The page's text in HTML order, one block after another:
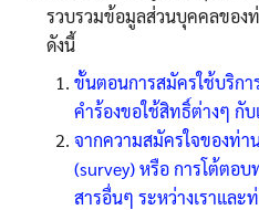
รวบรวมข้อมูลส่วนบุคคลของ
ดังนี้
ขั้นตอนการสมัครใช้บริก
คำร้องขอใช้สิทธิ์ต่างๆ กับ
จากความสมัครใจของท่
(survey) หรือ การโต้ตอ
สารอื่นๆ ระหว่างเราและ